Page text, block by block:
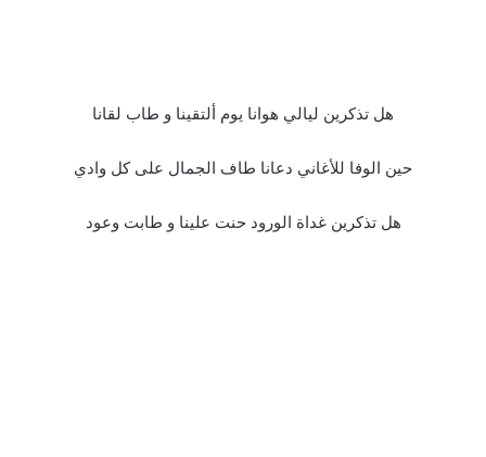
هل تذكرين ليالي هوانا يوم ألتقينا و طاب لقانا
حين الوفا للأغاني دعانا طاف الجمال على كل وادي
هل تذكرين غداة الورود حنت علينا و طابت وعود